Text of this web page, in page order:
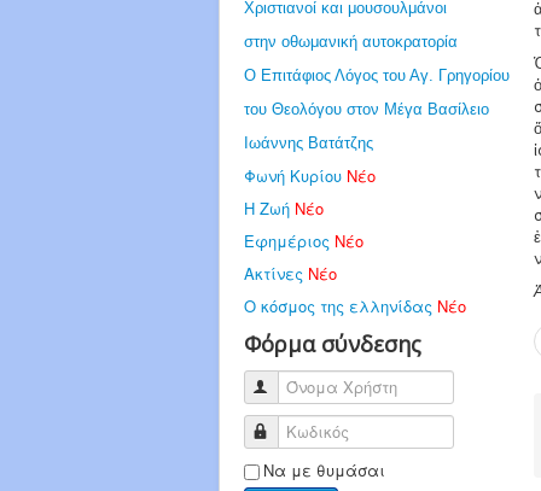
Χριστιανοί και μουσουλμάνοι
στην οθωμανική αυτοκρατορία
Ο Επιτάφιος Λόγος του Αγ. Γρηγορίου
του Θεολόγου στον Μέγα Βασίλειο
Ιωάννης Βατάτζης
Φωνή Κυρίου Νέο
Η Ζωή Νέο
Εφημέριος Νέο
Ακτίνες Νέο
Ο κόσμος της ελληνίδας Νέο
Φόρμα σύνδεσης
Όνομα Χρήστη
Κωδικός
Να με θυμάσαι